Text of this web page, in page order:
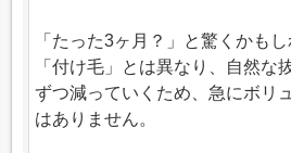
「たった3ヶ月？」と驚くかも
「付け毛」とは異なり、自然な
ずつ減っていくため、急にボリ
はありません。